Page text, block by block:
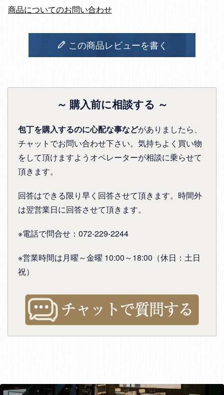
商品についてのお問い合わせ
この商品レビューを書く
～ 購入前に相談する ～
包丁を購入するのに心配な事などがありましたら、
チャットでお問い合わせ下さい。気持ちよく買い物
をして頂けますようオペレーターが相談に乗らせて
頂きます。
回答はできる限り早く回答させて頂きます。時間外
は翌営業日に回答させて頂きます。
※電話で問合せ：072-229-2244
※営業時間は月曜～金曜 10:00～18:00（休日：土日
祝）